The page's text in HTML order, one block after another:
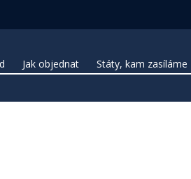
Jak objednat Státy, kam zasíláme